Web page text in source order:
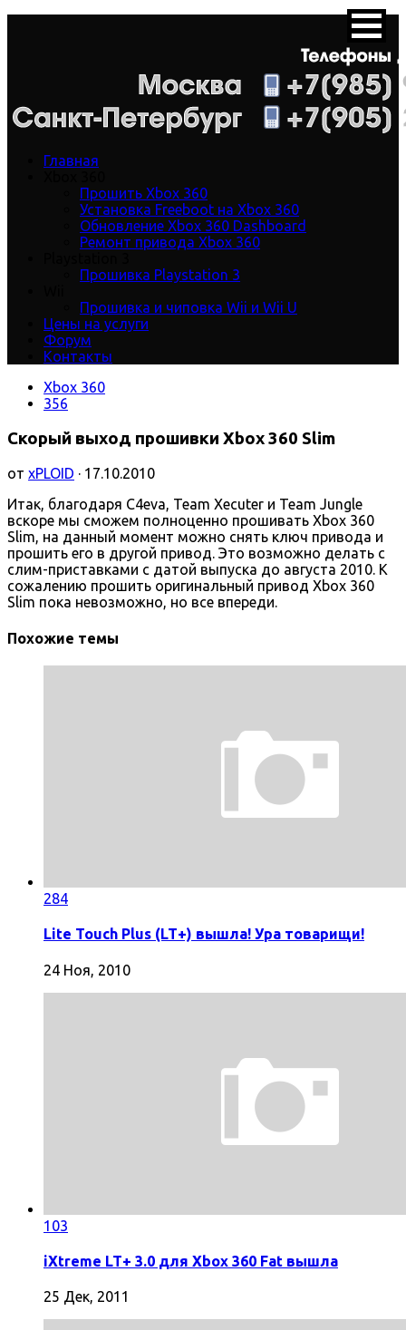
Главная
Прошить Xbox 360
Установка Freeboot на Xbox 360
Обновление Xbox 360 Dashboard
Ремонт привода Xbox 360
Прошивка Playstation 3
Прошивка и чиповка Wii и Wii U
Цены на услуги
Форум
Контакты
Xbox 360
356
Скорый выход прошивки Xbox 360 Slim
от xPLOID · 17.10.2010
Итак, благодаря C4eva, Team Xecuter и Team Jungle
вскоре мы сможем полноценно прошивать Xbox 360
Slim, на данный момент можно снять ключ привода и
прошить его в другой привод. Это возможно делать с
слим-приставками с датой выпуска до августа 2010. К
сожалению прошить оригинальный привод Xbox 360
Slim пока невозможно, но все впереди.
Похожие темы
284
Lite Touch Plus (LT+) вышла! Ура товарищи!
24 Ноя, 2010
103
iXtreme LT+ 3.0 для Xbox 360 Fat вышла
25 Дек, 2011